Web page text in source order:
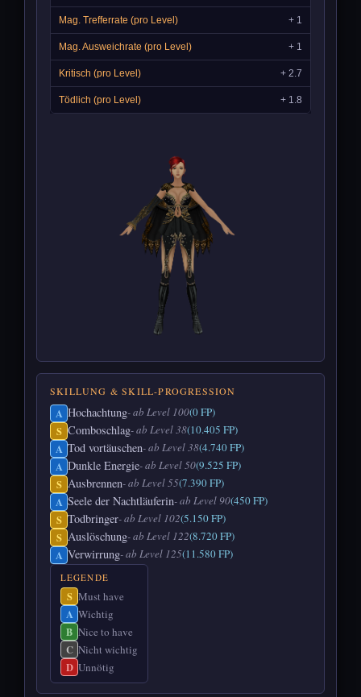
+ 1
+ 1
+ 2.7
+ 1.8
SKILLUNG & SKILL-PROGRESSION
A Hochachtung- ab Level 100(0 FP)
S Comboschlag- ab Level 38(10.405 FP)
A Tod vortäuschen- ab Level 38(4.740 FP)
A Dunkle Energie- ab Level 50(9.525 FP)
S Ausbrennen- ab Level 55(7.390 FP)
A Seele der Nachtläuferin- ab Level 90(450 FP)
S Todbringer- ab Level 102(5.150 FP)
S Auslöschung- ab Level 122(8.720 FP)
A Verwirrung- ab Level 125(11.580 FP)
LEGENDE
S Must have
A Wichtig
B Nice to have
C Nicht wichtig
D Unnötig